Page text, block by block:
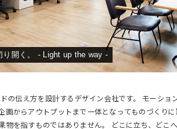
り開く。 - Light up the way -
の伝え方を設計するデザイン会社です。 モーシ
らアウトプットまで一体となってものづくりに取り組ん
物を指すものではありません。 どこに立ち、どこ